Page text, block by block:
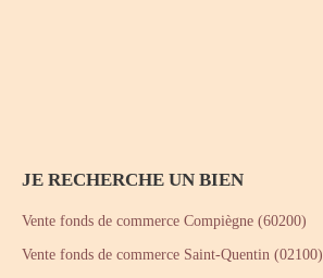
JE RECHERCHE UN BIEN
Vente fonds de commerce Compiègne (60200)
Vente fonds de commerce Saint-Quentin (02100)